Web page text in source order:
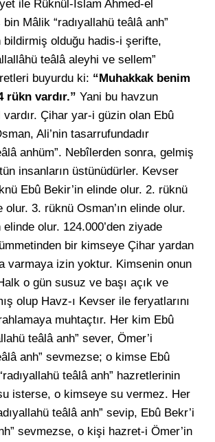
ile Rüknül-İslam Ahmed-el
Mâlik “radıyallahü teâlâ anh”
bildirmiş olduğu hadis-i şerifte,
teâlâ aleyhi ve sellem”
buyurdu ki: “Muhakkak benim
rükn vardır.” Yani bu havzun
vardır. Çihar yar-i güzin olan Ebû
Ali’nin tasarrufundadır
anhüm”. Nebîlerden sonra, gelmiş
insanların üstünüdürler. Kevser
Ebû Bekir’in elinde olur. 2. rüknü
olur. 3. rüknü Osman’ın elinde olur.
olur. 124.000’den ziyade
bir kimseye Çihar yardan
varmaya izin yoktur. Kimsenin onun
o gün susuz ve başı açık ve
olup Havz-ı Kevser ile feryatlarını
muhtaçtır. Her kim Ebû
teâlâ anh” sever, Ömer’i
anh” sevmezse; o kimse Ebû
teâlâ anh” hazretlerinin
isterse, o kimseye su vermez. Her
teâlâ anh” sevip, Ebû Bekr’i
sevmezse, o kişi hazret-i Ömer’in